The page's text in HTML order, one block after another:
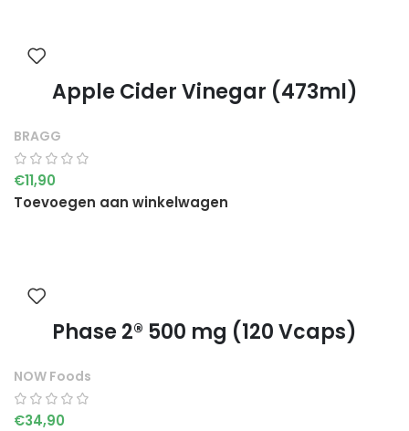
Apple Cider Vinegar (473ml)
BRAGG
€11,90
Toevoegen aan winkelwagen
Phase 2® 500 mg (120 Vcaps)
NOW Foods
€34,90